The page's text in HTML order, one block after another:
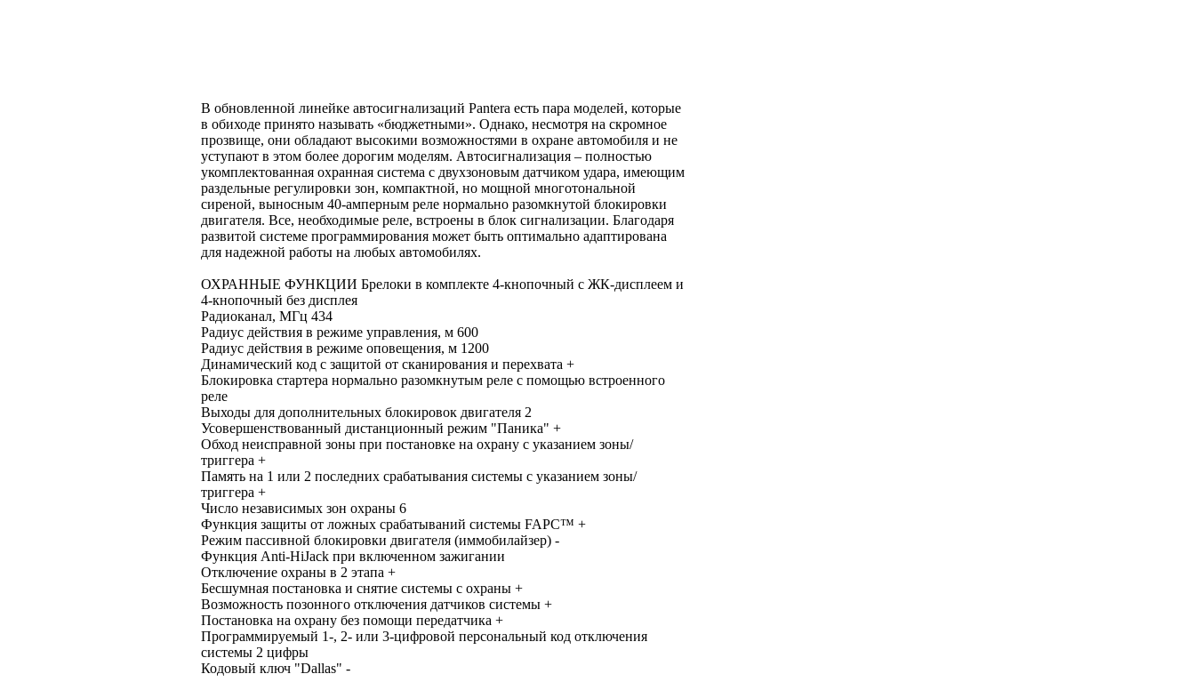
В обновленной линейке автосигнализаций Pantera есть пара моделей, которые
в обиходе принято называть «бюджетными». Однако, несмотря на скромное
прозвище, они обладают высокими возможностями в охране автомобиля и не
уступают в этом более дорогим моделям. Автосигнализация – полностью
укомплектованная охранная система с двухзоновым датчиком удара, имеющим
раздельные регулировки зон, компактной, но мощной многотональной
сиреной, выносным 40-амперным реле нормально разомкнутой блокировки
двигателя. Все, необходимые реле, встроены в блок сигнализации. Благодаря
развитой системе программирования может быть оптимально адаптирована
для надежной работы на любых автомобилях.
ОХРАННЫЕ ФУНКЦИИ Брелоки в комплекте 4-кнопочный с ЖК-дисплеем и
4-кнопочный без дисплея
Радиоканал, МГц 434
Радиус действия в режиме управления, м 600
Радиус действия в режиме оповещения, м 1200
Динамический код с защитой от сканирования и перехвата +
Блокировка стартера нормально разомкнутым реле с помощью встроенного
реле
Выходы для дополнительных блокировок двигателя 2
Усовершенствованный дистанционный режим "Паника" +
Обход неисправной зоны при постановке на охрану с указанием зоны/
триггера +
Память на 1 или 2 последних срабатывания системы с указанием зоны/
триггера +
Число независимых зон охраны 6
Функция защиты от ложных срабатываний системы FAPC™ +
Режим пассивной блокировки двигателя (иммобилайзер) -
Функция Anti-HiJack при включенном зажигании
Отключение охраны в 2 этапа +
Бесшумная постановка и снятие системы с охраны +
Возможность позонного отключения датчиков системы +
Постановка на охрану без помощи передатчика +
Программируемый 1-, 2- или 3-цифровой персональный код отключения
системы 2 цифры
Кодовый ключ "Dallas" -